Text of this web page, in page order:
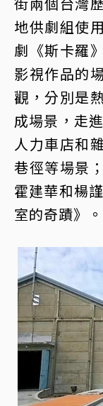
地供劇組使
劇《斯卡羅
影視作品的
觀，分別是
成場景，走
人力車店和
巷徑等場景
霍建華和楊
室的奇蹟》。